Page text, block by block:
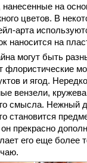
на
цветов. В
арта
наносится на
могут быть
флористические
и ягод.
вензели,
смысла. Нежный
становится
прекрасно
его еще более